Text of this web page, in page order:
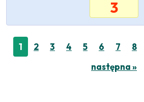
3
1 2 3 4 5 6 7 8
następna »